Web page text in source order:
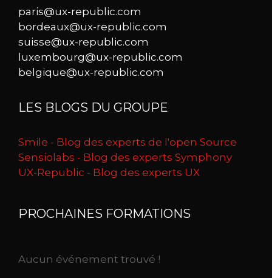
paris@ux-republic.com
bordeaux@ux-republic.com
suisse@ux-republic.com
luxembourg@ux-republic.com
belgique@ux-republic.com
LES BLOGS DU GROUPE
Smile - Blog des experts de l'open Source
Sensiolabs - Blog des experts Symphony
UX-Republic - Blog des experts UX
PROCHAINES FORMATIONS
Aucun événement trouvé !